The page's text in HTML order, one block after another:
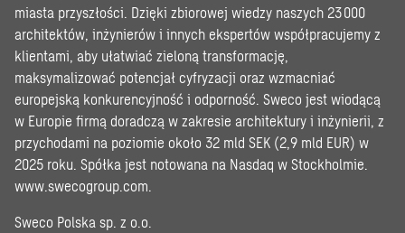
miasta przyszłości. Dzięki zbiorowej wiedzy naszych 23 000
architektów, inżynierów i innych ekspertów współpracujemy z
klientami, aby ułatwiać zieloną transformację,
maksymalizować potencjał cyfryzacji oraz wzmacniać
europejską konkurencyjność i odporność. Sweco jest wiodącą
w Europie firmą doradczą w zakresie architektury i inżynierii, z
przychodami na poziomie około 32 mld SEK (2,9 mld EUR) w
2025 roku. Spółka jest notowana na Nasdaq w Stockholmie.
www.swecogroup.com
Sweco Polska sp. z o.o.